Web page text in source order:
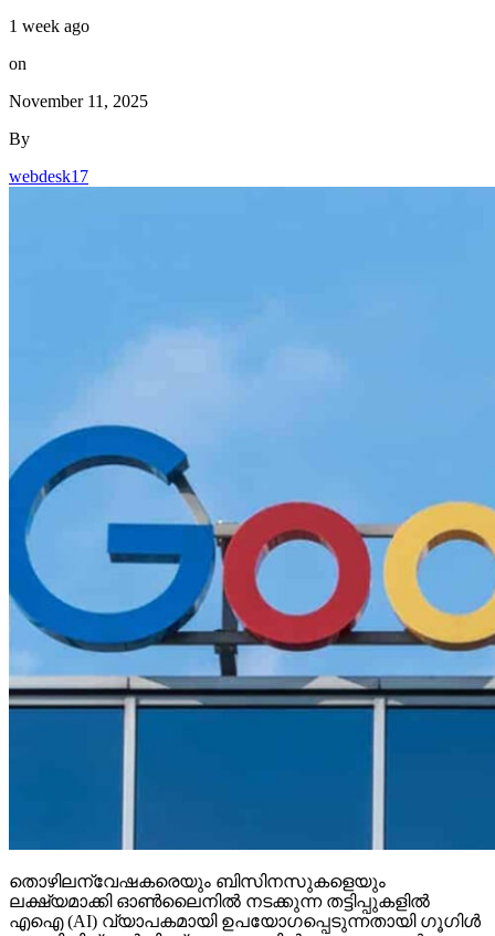
1 week ago
on
November 11, 2025
By
webdesk17
തൊഴിലന്വേഷകരെയും ബിസിനസുകളെയും
ലക്ഷ്യമാക്കി ഓണ്‍ലൈനില്‍ നടക്കുന്ന തട്ടിപ്പുകളില്‍
എഐ (AI) വ്യാപകമായി ഉപയോഗപ്പെടുന്നതായി ഗൂഗിള്‍